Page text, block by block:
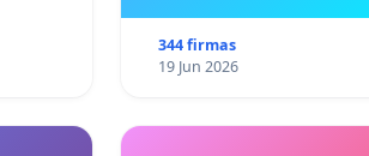
344 firmas
19 Jun 2026